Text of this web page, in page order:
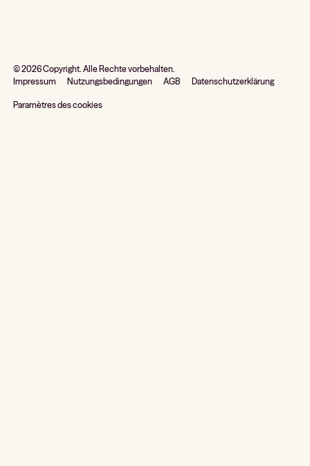
©2026Copyright. Alle Rechte vorbehalten.
Impressum
Nutzungsbedingungen AGB Datenschutzerklärung
Paramètres des cookies